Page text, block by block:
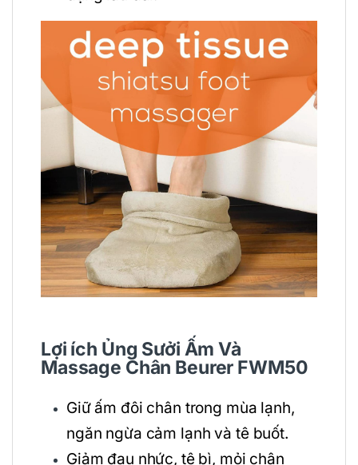
Lợi ích Ủng Sưởi Ấm Và
Massage Chân Beurer FWM50
Giữ ấm đôi chân trong mùa lạnh,
ngăn ngừa cảm lạnh và tê buốt.
Giảm đau nhức, tê bì, mỏi chân